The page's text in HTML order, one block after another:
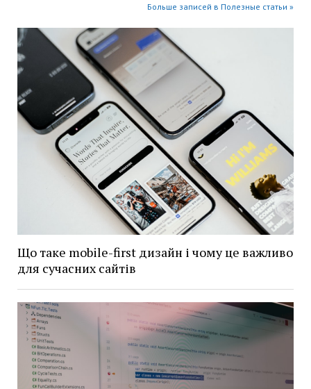
Больше записей в Полезные статьи »
Що таке mobile-first дизайн і чому це важливо
для сучасних сайтів